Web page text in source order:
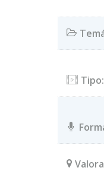
Tipo: